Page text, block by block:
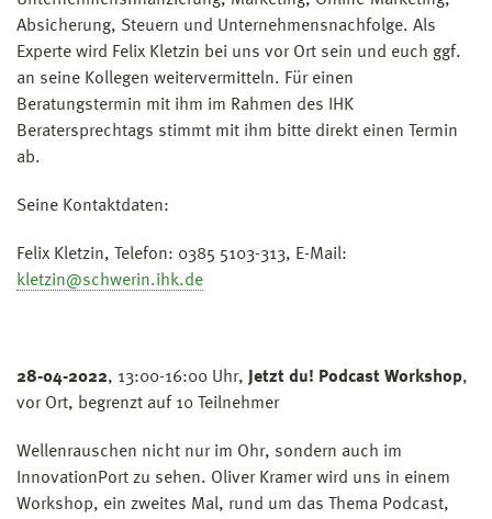
Absicherung, Steuern und Unternehmensnachfolge. Als
Experte wird Felix Kletzin bei uns vor Ort sein und euch ggf.
an seine Kollegen weitervermitteln. Für einen
Beratungstermin mit ihm im Rahmen des IHK
Beratersprechtags stimmt mit ihm bitte direkt einen Termin
ab.
Seine Kontaktdaten:
Felix Kletzin, Telefon: 0385 5103-313, E-Mail:
kletzin@schwerin.ihk.de
28-04-2022, 13:00-16:00 Uhr, Jetzt du! Podcast Workshop,
vor Ort, begrenzt auf 10 Teilnehmer
Wellenrauschen nicht nur im Ohr, sondern auch im
InnovationPort zu sehen. Oliver Kramer wird uns in einem
Workshop, ein zweites Mal, rund um das Thema Podcast,